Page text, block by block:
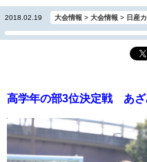
2018.02.19 大会情報 > 大会情報 > 日産
高学年の部3位決定戦 あ